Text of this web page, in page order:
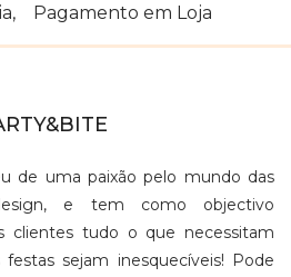
Pagamento em Loja
de uma paixão pelo mundo das
e tem como objectivo
clientes tudo o que necessitam
sejam inesquecíveis! Pode